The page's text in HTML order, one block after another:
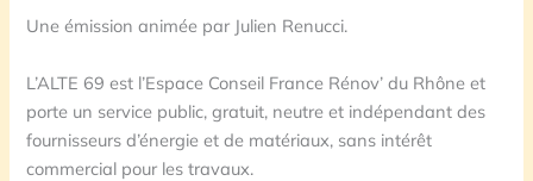
Une émission animée par Julien Renucci.
L’ALTE 69 est l’Espace Conseil France Rénov’ du Rhône et
porte un service public, gratuit, neutre et indépendant des
fournisseurs d’énergie et de matériaux, sans intérêt
commercial pour les travaux.